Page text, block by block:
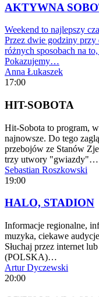
AKTYWNA
Weekend to najlepszy
Przez dwie godziny przy
różnych sposobach na
Pokazujemy…
Anna Łukaszek
17:00
HIT-SOBOTA
Hit-Sobota to program,
najnowsze. Do tego
przebojów ze Stanów
trzy utwory "gwiazdy"…
Sebastian Roszkowski
19:00
HALO, STADION
Informacje regionalne,
muzyka, ciekawe
Słuchaj przez internet
(POLSKA)…
Artur Dyczewski
20:00